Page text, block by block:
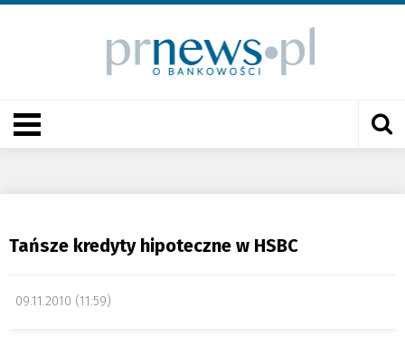
Tańsze kredyty hipoteczne w HSBC
09.11.2010 (11:59)